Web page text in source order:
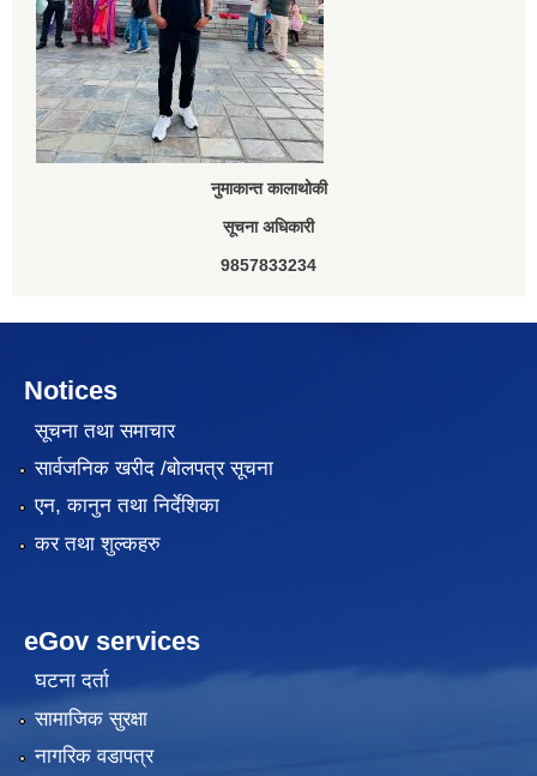
नुमाकान्त कालाथोकी
सूचना अधिकारी
9857833234
Notices
सूचना तथा समाचार
सार्वजनिक खरीद /बोलपत्र सूचना
एन, कानुन तथा निर्देशिका
कर तथा शुल्कहरु
eGov services
घटना दर्ता
सामाजिक सुरक्षा
नागरिक वडापत्र